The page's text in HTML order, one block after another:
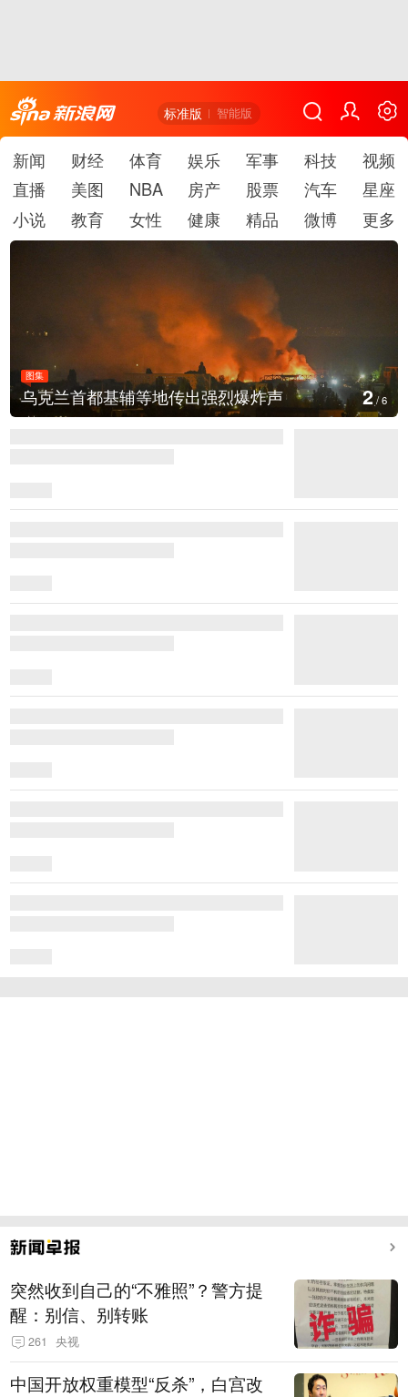
标准版 智能版
新闻 财经 体育 娱乐 军事 科技
视频
直播
美图 NBA 房产 股票 汽车
星座
小说
教育 女性 健康 精品 微博 更多
图集
美国：肯尼迪宣布医疗改革新举措 3/6
突然收到自己的“不雅照”？警方提
醒：别信、别转账
261 央视
中国开放权重模型“反杀”，白宫改